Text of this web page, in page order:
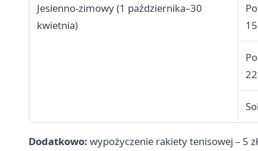
Jesienno-zimowy (1 października–30
kwietnia)
Dodatkowo: wypożyczenie rakiety tenisowej – 5